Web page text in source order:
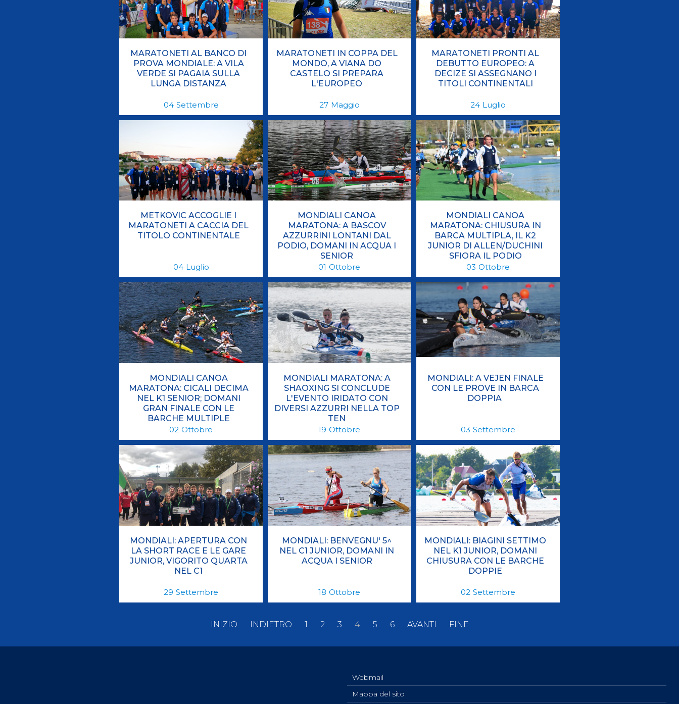
MARATONETI AL BANCO DI
PROVA MONDIALE: A VILA
VERDE SI PAGAIA SULLA
LUNGA DISTANZA
04 Settembre
MARATONETI IN COPPA DEL
MONDO, A VIANA DO
CASTELO SI PREPARA
L'EUROPEO
27 Maggio
MARATONETI PRONTI AL
DEBUTTO EUROPEO: A
DECIZE SI ASSEGNANO I
TITOLI CONTINENTALI
24 Luglio
METKOVIC ACCOGLIE I
MARATONETI A CACCIA DEL
TITOLO CONTINENTALE
04 Luglio
MONDIALI CANOA
MARATONA: A BASCOV
AZZURRINI LONTANI DAL
PODIO, DOMANI IN ACQUA I
SENIOR
01 Ottobre
MONDIALI CANOA
MARATONA: CHIUSURA IN
BARCA MULTIPLA, IL K2
JUNIOR DI ALLEN/DUCHINI
SFIORA IL PODIO
03 Ottobre
MONDIALI CANOA
MARATONA: CICALI DECIMA
NEL K1 SENIOR; DOMANI
GRAN FINALE CON LE
BARCHE MULTIPLE
02 Ottobre
MONDIALI MARATONA: A
SHAOXING SI CONCLUDE
L'EVENTO IRIDATO CON
DIVERSI AZZURRI NELLA TOP
TEN
19 Ottobre
MONDIALI: A VEJEN FINALE
CON LE PROVE IN BARCA
DOPPIA
03 Settembre
MONDIALI: APERTURA CON
LA SHORT RACE E LE GARE
JUNIOR, VIGORITO QUARTA
NEL C1
29 Settembre
MONDIALI: BENVEGNU' 5^
NEL C1 JUNIOR, DOMANI IN
ACQUA I SENIOR
18 Ottobre
MONDIALI: BIAGINI SETTIMO
NEL K1 JUNIOR, DOMANI
CHIUSURA CON LE BARCHE
DOPPIE
02 Settembre
INIZIO INDIETRO 1 2 3 4 5 6 AVANTI FINE
Webmail
Mappa del sito